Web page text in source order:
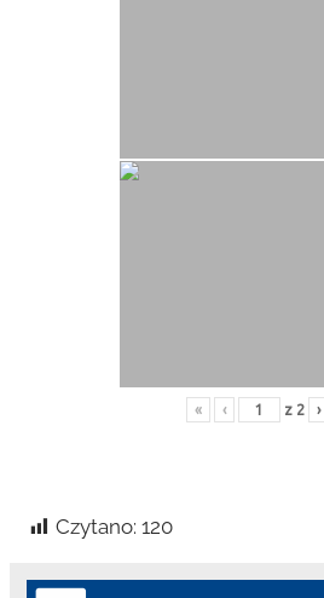
« ‹ z 2 ›
Czytano: 120